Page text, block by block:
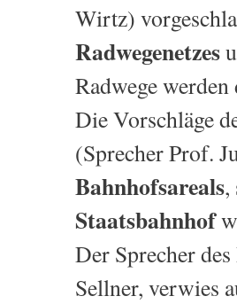
Wirtz)
Radwegenetzes
Radwege
Die Vorschläge
(Sprecher Prof.
Bahnhofsareals,
Staatsbahnhof
Der Sprecher
Sellner, verwies